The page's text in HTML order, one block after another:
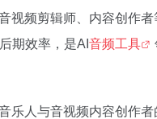
视频剪辑师、内容创作
期效率，是AI 音频工具
乐人与音视频内容创作